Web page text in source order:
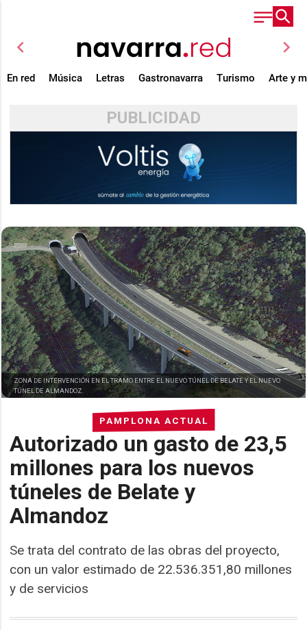
chevron_left chevron_right
En red Música Letras Gastronavarra Turismo Arte y
PUBLICIDAD
PAMPLONA ACTUAL
Autorizado un gasto de 23,5
millones para los nuevos
túneles de Belate y
Almandoz
Se trata del contrato de las obras del proyecto,
con un valor estimado de 22.536.351,80 millones
y de servicios
ZONA DE INTERVENCIÓN EN EL TRAMO ENTRE EL NUEVO TÚNEL DE BELATE Y EL NUEVO
TÚNEL DE ALMANDOZ.